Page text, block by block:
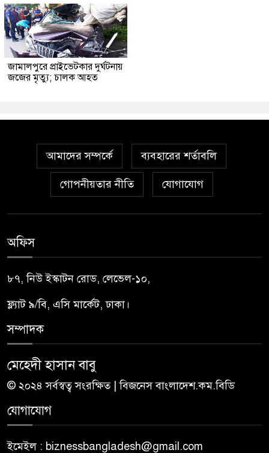
জামালপুরে প্রাইভেটকার দুর্ঘটনায়
জজের মৃত্যু; চালক আহত
আমাদের সম্পর্কে ব্যবহারের শর্তাবলি
গোপনীয়তার নীতি যোগাযোগ
অফিস
৮৭, নিউ ইস্কাটন রোড, লেভেল-১০,
ফ্ল্যাট ৯/বি, এসি মার্কেট, ঢাকা।
সম্পাদক
মেহেদী হাসান বাবু
© ২০২৪ সর্বস্বত্ব সংরক্ষিত | বিজনেস বাংলাদেশ.কম.বিডি
যোগাযোগ
ইমেইল : biznessbangladesh@gmail.com